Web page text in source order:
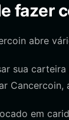
fazer
abre
sua
em